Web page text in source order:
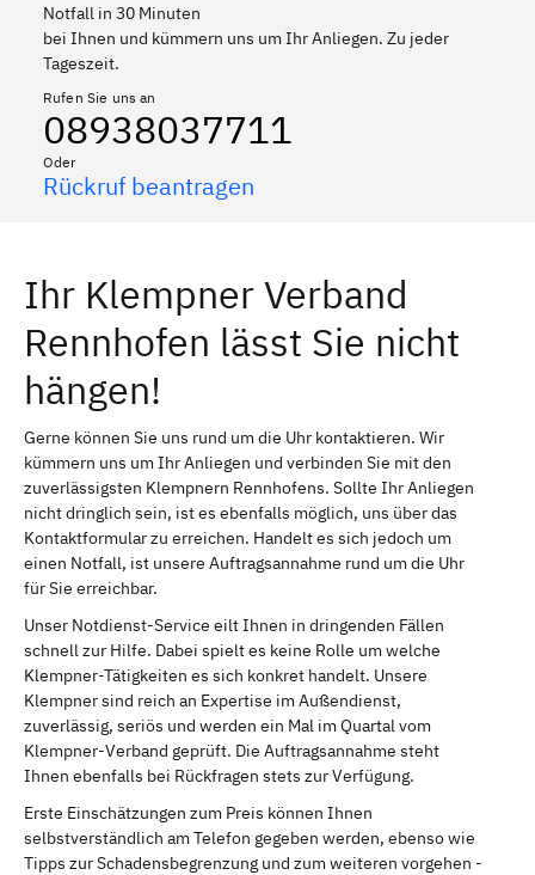
Notfall in 30 Minuten
bei Ihnen und kümmern uns um Ihr Anliegen. Zu jeder
Tageszeit.
Rufen Sie uns an
08938037711
Oder
Rückruf beantragen
Ihr Klempner Verband
Rennhofen lässt Sie nicht
hängen!
Gerne können Sie uns rund um die Uhr kontaktieren. Wir
kümmern uns um Ihr Anliegen und verbinden Sie mit den
zuverlässigsten Klempnern Rennhofens. Sollte Ihr Anliegen
nicht dringlich sein, ist es ebenfalls möglich, uns über das
Kontaktformular zu erreichen. Handelt es sich jedoch um
einen Notfall, ist unsere Auftragsannahme rund um die Uhr
für Sie erreichbar.
Unser Notdienst-Service eilt Ihnen in dringenden Fällen
schnell zur Hilfe. Dabei spielt es keine Rolle um welche
Klempner-Tätigkeiten es sich konkret handelt. Unsere
Klempner sind reich an Expertise im Außendienst,
zuverlässig, seriös und werden ein Mal im Quartal vom
Klempner-Verband geprüft. Die Auftragsannahme steht
Ihnen ebenfalls bei Rückfragen stets zur Verfügung.
Erste Einschätzungen zum Preis können Ihnen
selbstverständlich am Telefon gegeben werden, ebenso wie
Tipps zur Schadensbegrenzung und zum weiteren vorgehen -